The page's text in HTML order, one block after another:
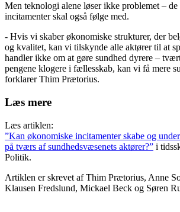
Men teknologi alene løser ikke problemet –
incitamenter skal også følge med.
- Hvis vi skaber økonomiske strukturer, der
og kvalitet, kan vi tilskynde alle aktører til at
handler ikke om at gøre sundhed dyrere –
pengene klogere i fællesskab, kan vi få mere
forklarer Thim Prætorius.
Læs mere
Læs artiklen:
”Kan økonomiske incitamenter skabe og
på tværs af sundhedsvæsenets aktører?” i
Politik.
Artiklen er skrevet af Thim Prætorius, Anne
Klausen Fredslund, Mickael Beck og Søren